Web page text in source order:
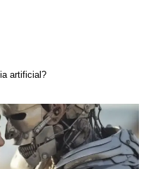
artificial?